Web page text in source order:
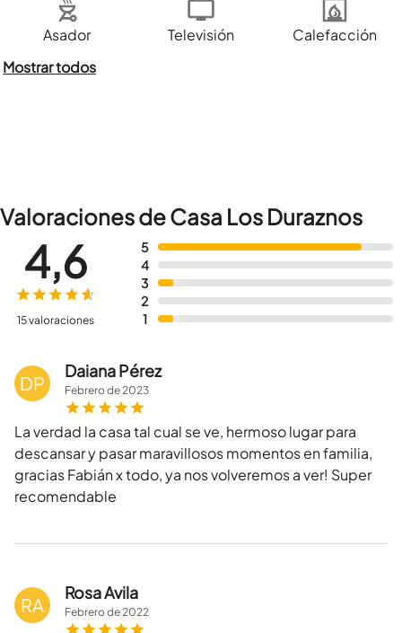
Asador Televisión
Calefacción
Mostrar todos
Valoraciones de Casa Los Duraznos
5
4
3
2
1
4,6
15 valoraciones
DP
Daiana Pérez
Febrerode2023
La verdad la casa tal cual se ve, hermoso lugar para
descansar y pasar maravillosos momentos en familia,
gracias Fabián x todo, ya nos volveremos a ver! Super
recomendable
RA
Rosa Avila
Febrerode2022